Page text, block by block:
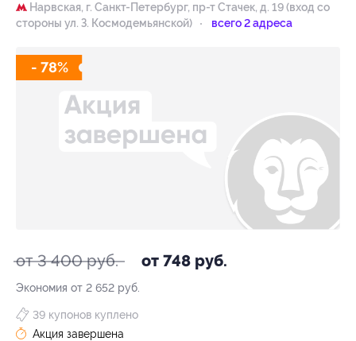
Нарвская, г. Санкт-Петербург, пр-т Стачек, д. 19 (вход со
стороны ул. З. Космодемьянской)
всего 2 адреса
- 78%
от 3 400 руб. от 748 руб.
Экономия от 2 652 руб.
39 купонов куплено
Акция завершена